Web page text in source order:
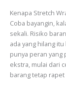
Kenapa Stretch
Coba bayangin,
sekali. Risiko
ada yang hilang
punya peran yang
ekstra, mulai dari
barang tetap